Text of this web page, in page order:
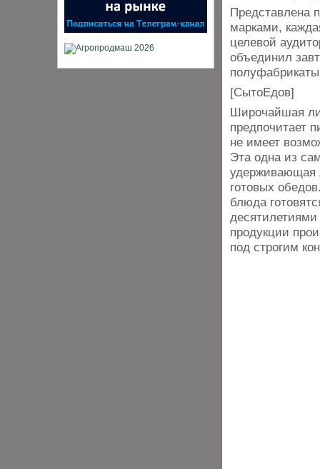
Представлена
марками,
целевой
объединил
[СытоЕдов]
Широчайшая
предпочитает
не имеет
Эта одна из
удерживающая
готовых
блюда
десятилетиями
продукции
под строгим